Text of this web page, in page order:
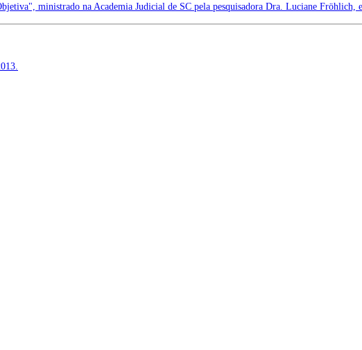
ministrado na Academia Judicial de SC pela pesquisadora Dra. Luciane Fröhlich,